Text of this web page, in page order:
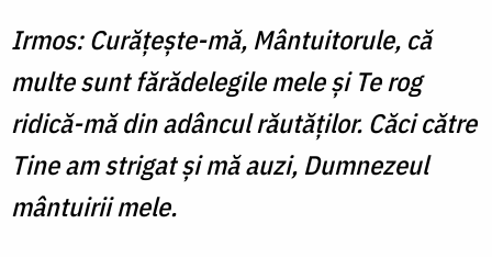
Irmos: Curăţeşte-mă, Mântuitorule, că
multe sunt fărădelegile mele şi Te rog
ridică-mă din adâncul răutăţilor. Căci către
Tine am strigat şi mă auzi, Dumnezeul
mântuirii mele.